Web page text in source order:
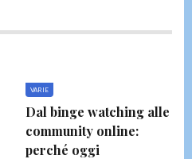
VARIE
Dal binge watching alle
community online:
perché oggi